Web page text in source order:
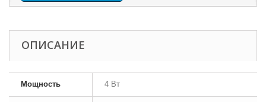
ОПИСАНИЕ
Мощность 4 Вт